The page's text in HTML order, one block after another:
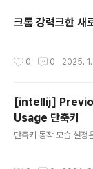
크롬 강력크한 새
0 0 2025.
[intellij]
Usage 단축키
단축키 동작 모습 설정